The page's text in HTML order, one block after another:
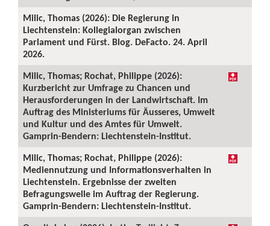
Milic, Thomas (2026): Die Regierung in
Liechtenstein: Kollegialorgan zwischen
Parlament und Fürst. Blog. DeFacto. 24. April
2026.
Milic, Thomas; Rochat, Philippe (2026):
Kurzbericht zur Umfrage zu Chancen und
Herausforderungen in der Landwirtschaft. Im
Auftrag des Ministeriums für Äusseres, Umwelt
und Kultur und des Amtes für Umwelt.
Gamprin-Bendern: Liechtenstein-Institut.
Milic, Thomas; Rochat, Philippe (2026):
Mediennutzung und Informationsverhalten in
Liechtenstein. Ergebnisse der zweiten
Befragungswelle im Auftrag der Regierung.
Gamprin-Bendern: Liechtenstein-Institut.